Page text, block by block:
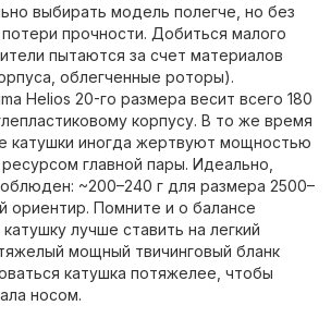
выбирать модель полегче, но без
прочности. Добиться малого
пытаются за счет материалов
облегченные роторы).
Helios 20-го размера весит всего 180
корпусу. В то же время
катушки иногда жертвуют мощностью
главной пары. Идеально,
~200–240 г для размера 2500–
ориентир. Помните и о балансе
лучше ставить на легкий
мощный твичинговый бланк
катушка потяжелее, чтобы
носом.